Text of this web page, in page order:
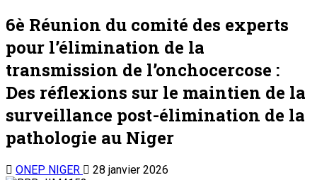
6è Réunion du comité des experts
pour l’élimination de la
transmission de l’onchocercose :
Des réflexions sur le maintien de la
surveillance post-élimination de la
pathologie au Niger
ONEP NIGER 28 janvier 2026